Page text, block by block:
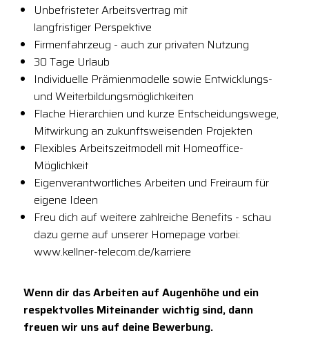
Unbefristeter Arbeitsvertrag mit
langfristiger Perspektive
Firmenfahrzeug - auch zur privaten Nutzung
30 Tage Urlaub
Individuelle Prämienmodelle sowie Entwicklungs-
und Weiterbildungsmöglichkeiten
Flache Hierarchien und kurze Entscheidungswege,
Mitwirkung an zukunftsweisenden Projekten
Flexibles Arbeitszeitmodell mit Homeoffice-
Möglichkeit
Eigenverantwortliches Arbeiten und Freiraum für
eigene Ideen
Freu dich auf weitere zahlreiche Benefits - schau
dazu gerne auf unserer Homepage vorbei:
www.kellner-telecom.de/karriere
Wenn dir das Arbeiten auf Augenhöhe und ein
respektvolles Miteinander wichtig sind, dann
freuen wir uns auf deine Bewerbung.